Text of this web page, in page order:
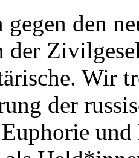
den
Wir
der